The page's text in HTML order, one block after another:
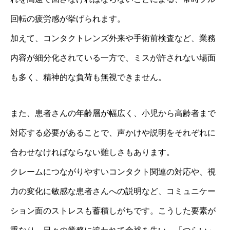
回転の疲労感が挙げられます。
加えて、コンタクトレンズ外来や手術前検査など、業務
内容が細分化されている一方で、ミスが許されない場面
も多く、精神的な負荷も無視できません。
また、患者さんの年齢層が幅広く、小児から高齢者まで
対応する必要があることで、声かけや説明をそれぞれに
合わせなければならない難しさもあります。
クレームにつながりやすいコンタクト関連の対応や、視
力の変化に敏感な患者さんへの説明など、コミュニケー
ション面のストレスも蓄積しがちです。こうした要素が